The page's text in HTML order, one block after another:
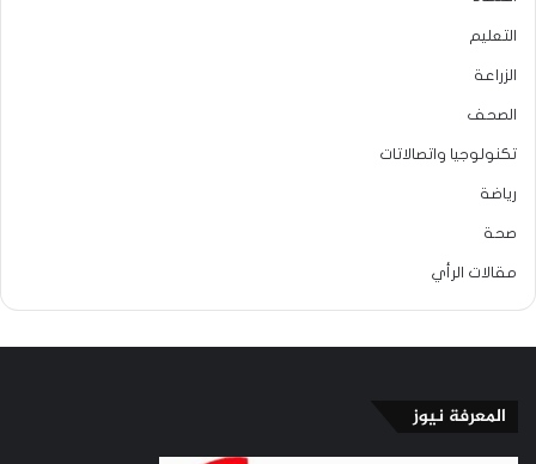
التعليم
الزراعة
الصحف
تكنولوجيا واتصالاتات
رياضة
صحة
مقالات الرأي
المعرفة نيوز